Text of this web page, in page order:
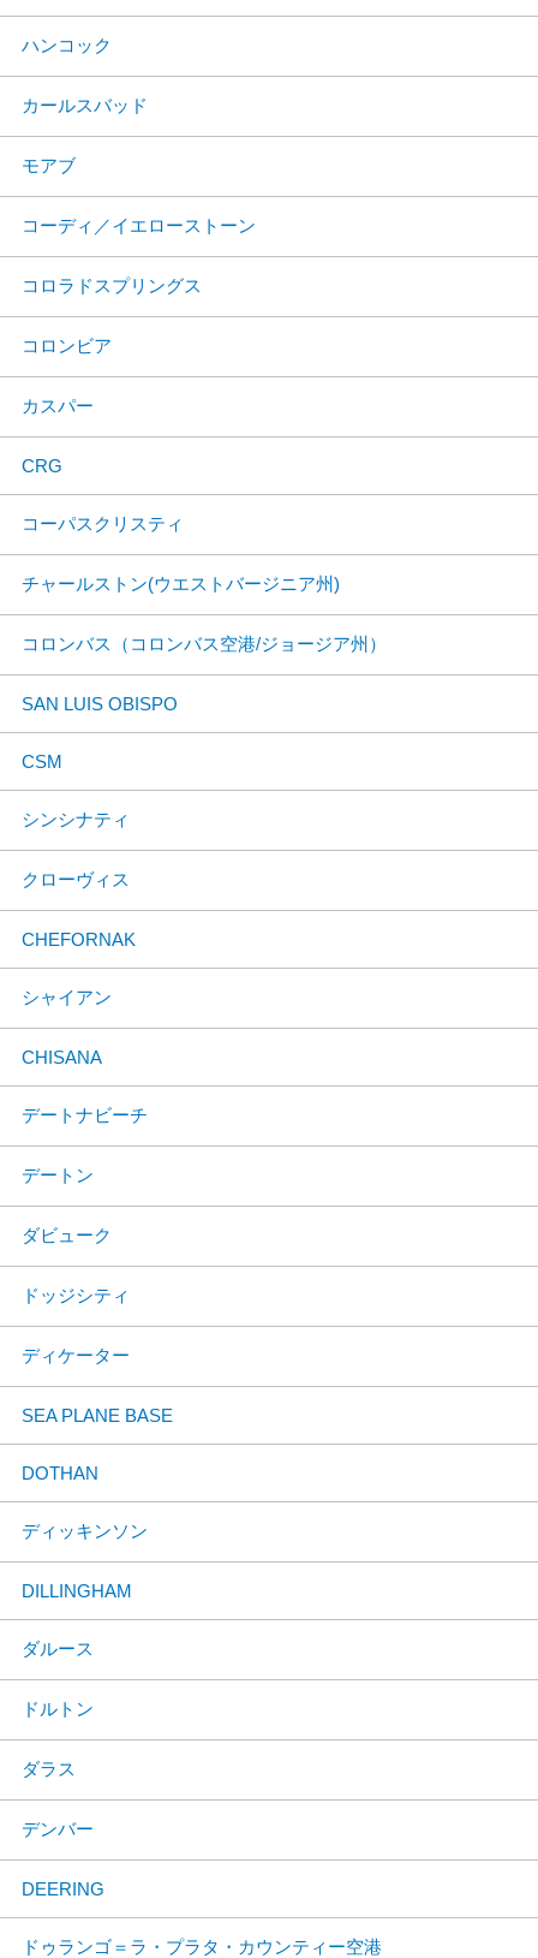
ハンコック
カールスバッド
モアブ
コーディ／イエローストーン
コロラドスプリングス
コロンビア
カスパー
CRG
コーパスクリスティ
チャールストン(ウエストバージニア州)
コロンバス（コロンバス空港/ジョージア州）
SAN LUIS OBISPO
CSM
シンシナティ
クローヴィス
CHEFORNAK
シャイアン
CHISANA
デートナビーチ
デートン
ダビューク
ドッジシティ
ディケーター
SEA PLANE BASE
DOTHAN
ディッキンソン
DILLINGHAM
ダルース
ドルトン
ダラス
デンバー
DEERING
ドゥランゴ＝ラ・プラタ・カウンティー空港